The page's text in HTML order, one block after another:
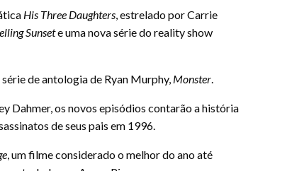
His Three Daughters, estrelado por Carrie
Sunsete uma nova série do reality show
de antologia de Ryan Murphy, Monster.
Dahmer, os novos episódios contarão a história
de seus pais em 1996.
, um filme considerado o melhor do ano até